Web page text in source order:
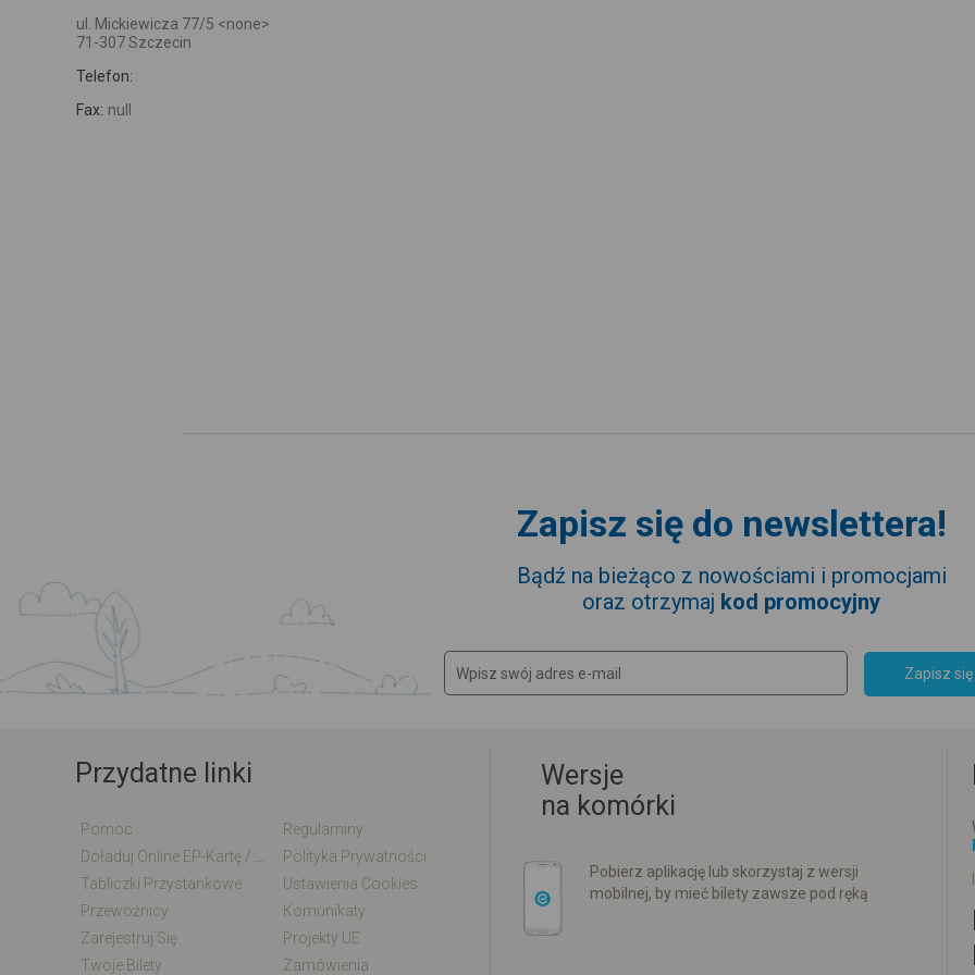
ul. Mickiewicza 77/5 <none>
71-307 Szczecin
Telefon:
Fax: null
Zapisz się do newslettera!
Bądź na bieżąco z nowościami i promocjami
oraz otrzymaj kod promocyjny
Zapisz się
Przydatne linki
Pomoc
Regulaminy
Polityka Prywatności
Tabliczki Przystankowe
Ustawienia Cookies
Przewoźnicy
Komunikaty
Zarejestruj Się
Projekty UE
Twoje Bilety
Zamówienia
Wersje
na komórki
Pobierz aplikację lub skorzystaj z wersji
mobilnej, by mieć bilety zawsze pod ręką